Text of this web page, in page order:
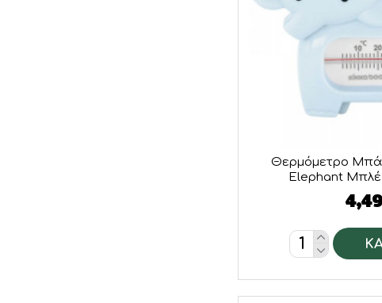
Θερμόμετρο
Elephant Μπλέ